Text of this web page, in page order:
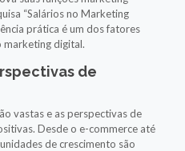
“Salários no Marketing
prática é um dos fatores
marketing digital.
de
vastas e as perspectivas de
Desde o e-commerce até
de crescimento são